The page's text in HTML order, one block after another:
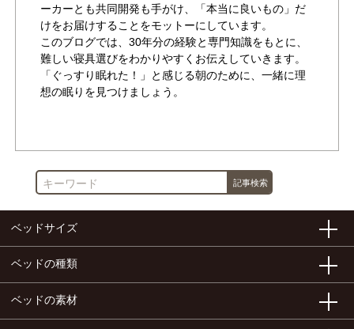
ーカーとも共同開発も手がけ、「本当に良いもの」だ
けをお届けすることをモットーにしています。
このブログでは、30年分の経験と専門知識をもとに、
難しい寝具選びをわかりやすくお伝えしていきます。
「ぐっすり眠れた！」と感じる朝のために、一緒に理
想の眠りを見つけましょう。
ベッドサイズ
ベッドの種類
ベッドの素材